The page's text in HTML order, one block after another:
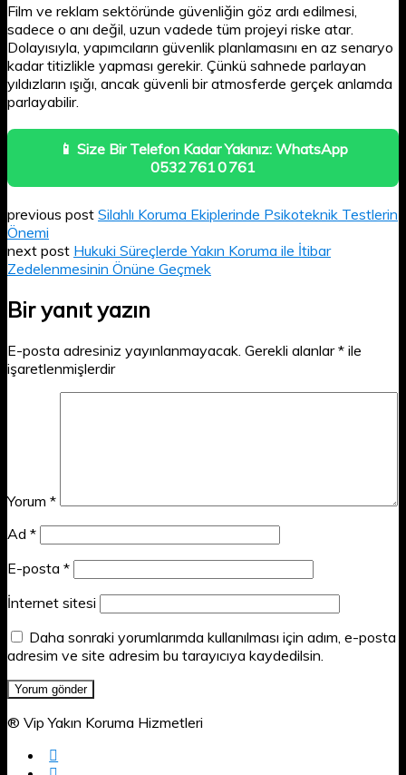
Film ve reklam sektöründe güvenliğin göz ardı edilmesi,
sadece o anı değil, uzun vadede tüm projeyi riske atar.
Dolayısıyla, yapımcıların güvenlik planlamasını en az senaryo
kadar titizlikle yapması gerekir. Çünkü sahnede parlayan
yıldızların ışığı, ancak güvenli bir atmosferde gerçek anlamda
parlayabilir.
📱 Size Bir Telefon Kadar Yakınız: WhatsApp
0532 761 0 761
previous post Silahlı Koruma Ekiplerinde Psikoteknik Testlerin
Önemi
next post Hukuki Süreçlerde Yakın Koruma ile İtibar
Zedelenmesinin Önüne Geçmek
Bir yanıt yazın
E-posta adresiniz yayınlanmayacak. Gerekli alanlar* ile
işaretlenmişlerdir
Yorum *
Ad *
E-posta *
İnternet sitesi
Daha sonraki yorumlarımda kullanılması için adım, e-posta
adresim ve site adresim bu tarayıcıya kaydedilsin.
® Vip Yakın Koruma Hizmetleri